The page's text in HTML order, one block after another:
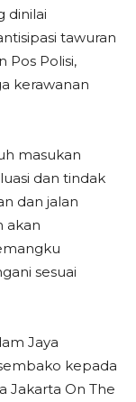
dinilai
tawuran
Pos Polisi,
kerawanan
masukan
dan tindak
dan jalan
akan
sesuai
Jaya
kepada
Jakarta On The